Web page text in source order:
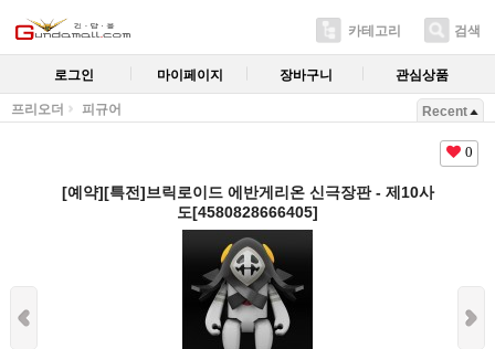
카테고리 검색
로그인 마이페이지 장바구니 관심상품
프리오더 피규어 Recent
0
[예약][특전]브릭로이드 에반게리온 신극장판 - 제10사
도[4580828666405]